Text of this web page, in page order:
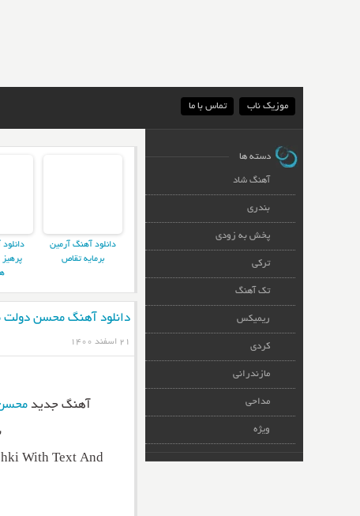
موزیک ناب تماس با ما
دانلود آهنگ آرمین
برمایه تقاص
دانلود آهنگ محسن دولت
۲۱ اسفند ۱۴۰۰
آهنگ جدید
With Text And
دسته ها
آهنگ شاد
بندری
پخش به زودی
ترکی
تک آهنگ
ریمیکس
کردی
مازندرانی
مداحی
ویژه